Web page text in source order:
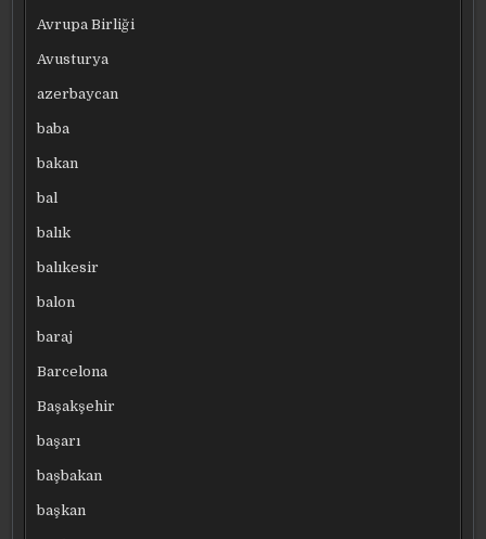
Avrupa Birliği
Avusturya
azerbaycan
baba
bakan
bal
balık
balıkesir
balon
baraj
Barcelona
Başakşehir
başarı
başbakan
başkan